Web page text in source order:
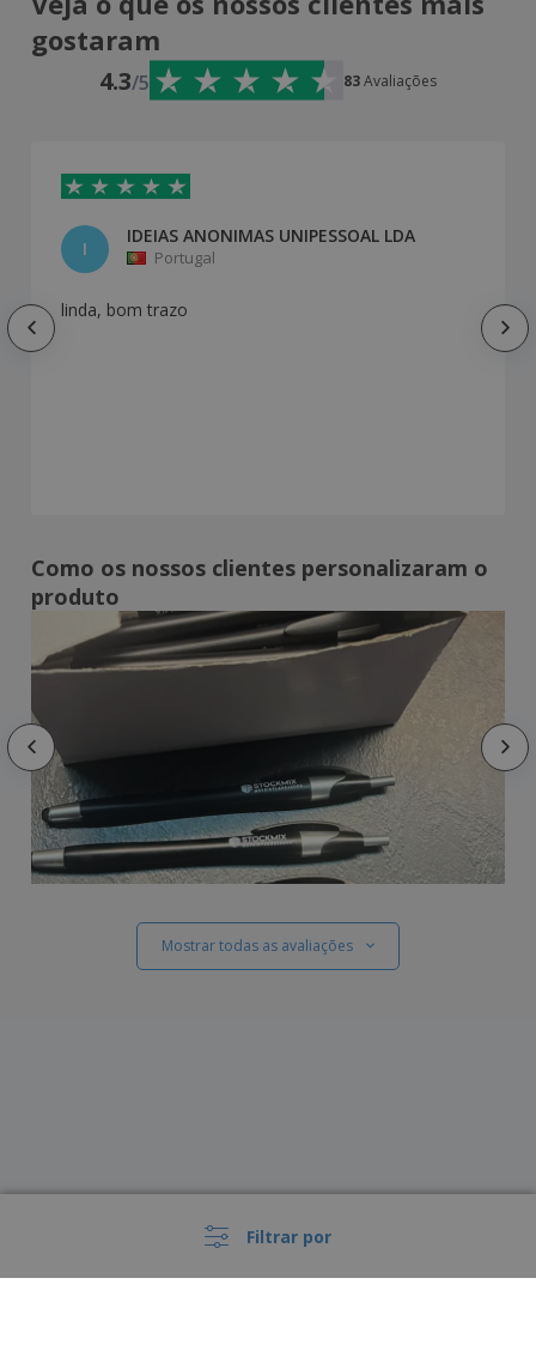
Filtrar por
gostaram
4.3/5 83Avaliações
I
IDEIAS ANONIMAS UNIPESSOAL LDA
Portugal
linda, bom trazo
Como os nossos clientes personalizaram o
produto
Mostrar todas as avaliações